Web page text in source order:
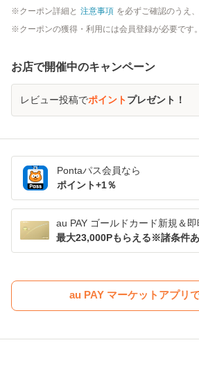
クーポン詳細と 注意事項 を必ずご確認のうえ
クーポンの獲得・利用には会員登録が必要です。
お店で開催中のキャンペーン
レビュー投稿でポイントプレゼント！
Pontaパス会員なら
ポイント+1％
au PAY ゴールドカード新規＆
最大23,000Pもらえる※諸条件
au PAY マーケットアプリ